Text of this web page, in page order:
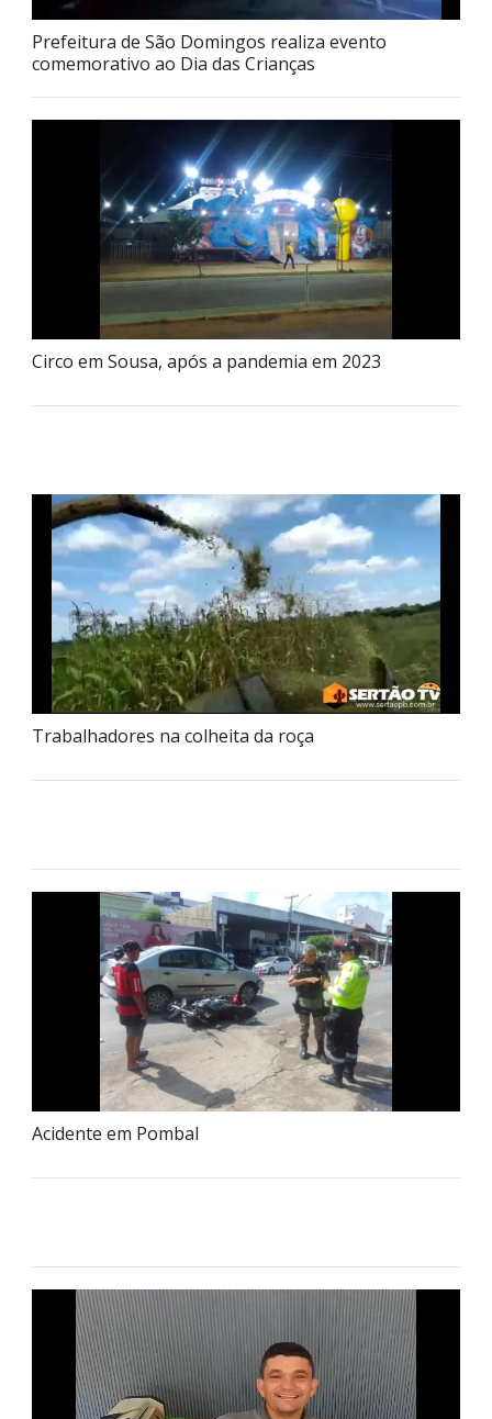
Prefeitura de São Domingos realiza evento
comemorativo ao Dia das Crianças
Circo em Sousa, após a pandemia em 2023
Trabalhadores na colheita da roça
Acidente em Pombal